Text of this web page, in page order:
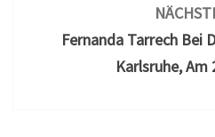
Fernanda Tarrech Bei
Karlsruhe, Am